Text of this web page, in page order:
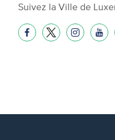
Suivez la Ville de